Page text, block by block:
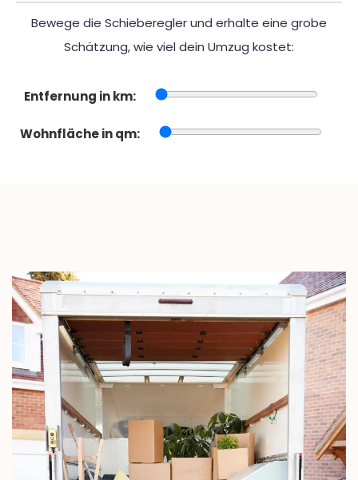
Bewege die Schieberegler und erhalte eine grobe
Schätzung, wie viel dein Umzug kostet:
Entfernung in km:
Wohnfläche in qm: